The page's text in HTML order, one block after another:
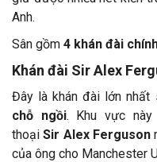
Anh.
Sân gồm 4 khán đài
Khán đài Sir Alex
Đây là khán đài lớn nhất
chỗ ngồi. Khu vực
thoạiSir Alex Ferguson
của ông cho Manchester